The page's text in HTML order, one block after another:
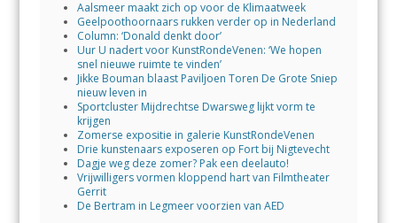
Aalsmeer maakt zich op voor de Klimaatweek
Geelpoothoornaars rukken verder op in Nederland
Column: ‘Donald denkt door’
Uur U nadert voor KunstRondeVenen: ‘We hopen
snel nieuwe ruimte te vinden’
Jikke Bouman blaast Paviljoen Toren De Grote Sniep
nieuw leven in
Sportcluster Mijdrechtse Dwarsweg lijkt vorm te
krijgen
Zomerse expositie in galerie KunstRondeVenen
Drie kunstenaars exposeren op Fort bij Nigtevecht
Dagje weg deze zomer? Pak een deelauto!
Vrijwilligers vormen kloppend hart van Filmtheater
Gerrit
De Bertram in Legmeer voorzien van AED